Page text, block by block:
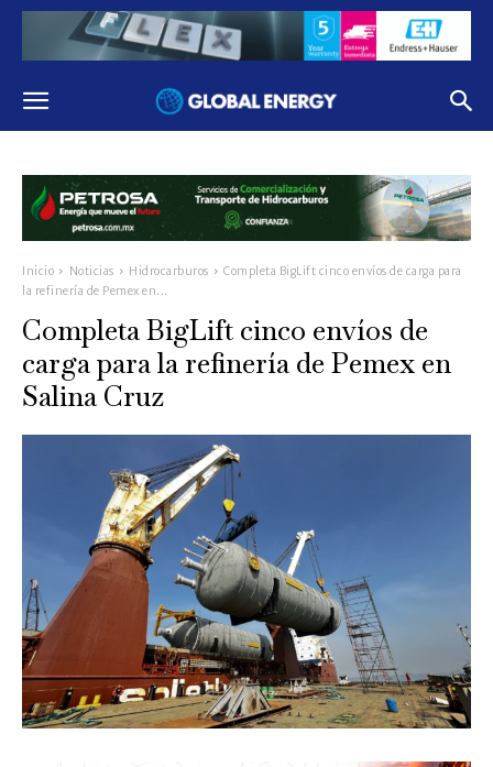
Inicio Noticias Hidrocarburos
Completa BigLift cinco envíos de carga para
la refinería de Pemex en...
Completa BigLift cinco envíos de
carga para la refinería de Pemex en
Salina Cruz